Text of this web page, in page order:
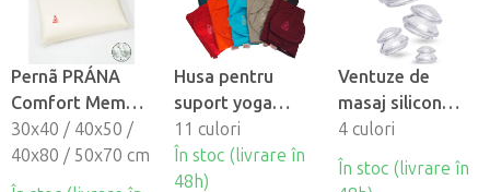
Pernã PRÁNA
Comfort Memory
din spumã cu
memorie
30x40 / 40x50 /
40x80 / 50x70 cm
Husa pentru
suport yoga
PRANA
11 culori
În stoc (livrare în
48h)
Ventuze de
masaj silicon
Fabulo
Mushroom - set,
4 buc
4 culori
În stoc (livrare în